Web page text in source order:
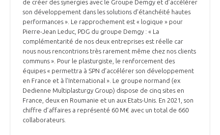
de créer des synergies avec le Groupe Demgy et d’accélérer
son développement dans les solutions d’étanchéité hautes
performances ». Le rapprochement est « logique » pour
Pierre-Jean Leduc, PDG du groupe Demgy : « La
complémentarité de nos deux entreprises est réelle car
nous nous rencontrions très rarement même chez nos clients
communs ». Pour le plasturgiste, le renforcement des
équipes « permettra à SPN d’accélérer son développement
en France et à l’International ». Le groupe normand (ex
Dedienne Multiplasturgy Group) dispose de cinq sites en
France, deux en Roumanie et un aux Etats-Unis. En 2021, son
chiffre d’affaires a représenté 60 M€ avec un total de 660
collaborateurs.